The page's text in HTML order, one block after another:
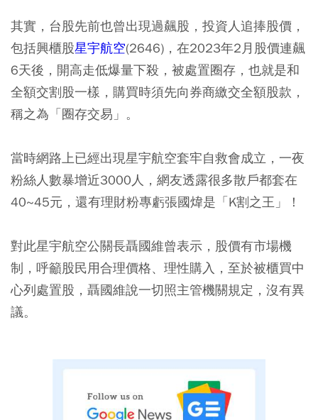
其實，台股先前也曾出現過飆股，投資人追捧股價，
包括興櫃股星宇航空(2646)，在2023年2月股價連飆
6天後，開高走低爆量下殺，被處置圈存，也就是和
全額交割股一樣，購買時須先向券商繳交全額股款，
稱之為「圈存交易」。
當時網路上已經出現星宇航空套牢自救會成立，一夜
粉絲人數暴增近3000人，網友透露很多散戶都套在
40~45元，還有理財粉專虧張國煒是「K割之王」！
對此星宇航空公關長聶國維曾表示，股價有市場機
制，呼籲股民用合理價格、理性購入，至於被櫃買中
心列處置股，聶國維說一切照主管機關規定，沒有異
議。